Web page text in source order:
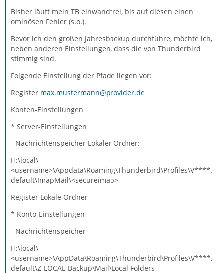
Bisher läuft mein TB einwandfrei, bis auf diesen einen
ominösen Fehler (s.o.).
Bevor ich den großen Jahresbackup durchführe, möchte ich,
neben anderen Einstellungen, dass die von Thunderbird
stimmig sind.
Folgende Einstellung der Pfade liegen vor:
Register max.mustermann@provider.de
Konten-Einstellungen
* Server-Einstellungen
- Nachrichtenspeicher Lokaler Ordner:
H:\local\
<username>\Appdata\Roaming\Thunderbird\Profiles\V****.
default\ImapMail\<secureimap>
Register Lokale Ordner
* Konto-Einstellungen
- Nachrichtenspeicher
H:\local\
<username>\AppData\Roaming\Thunderbird\Profiles\V****.
default\Z-LOCAL-Backup\Mail\Local Folders